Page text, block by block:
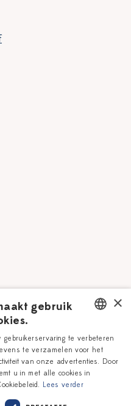
Delfts Blauw
Workshops
Vacatures
Zakelijk
DUTCH
ENGLISH
×
gebruik
te verbeteren
te verzamelen voor het
van onze advertenties. Door
u in met alle cookies in
Lees verder